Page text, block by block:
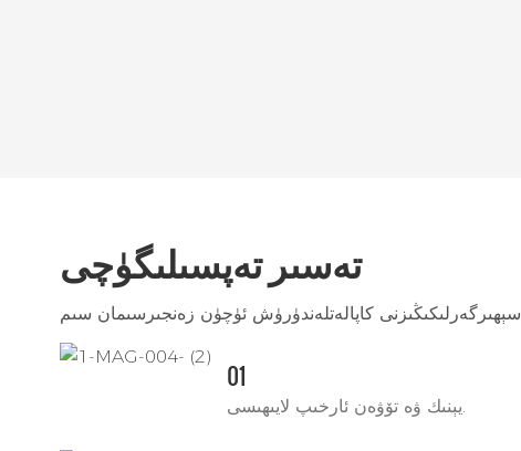
تەسىر تەپسىلىگۈچى
سېھىرگەرلىكىڭىزنى كاپالەتلەندۈرۈش ئۈچۈن زەنجىرسىمان سىم
01